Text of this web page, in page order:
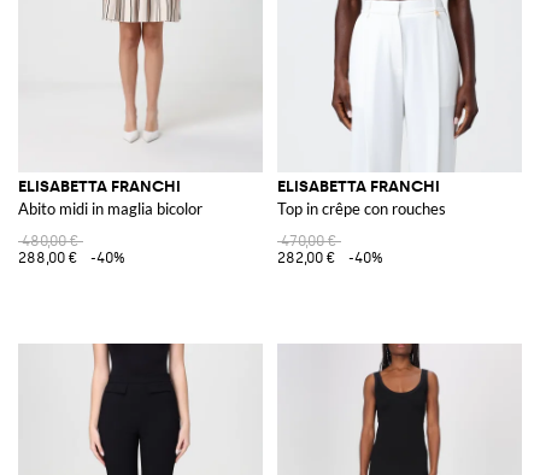
ELISABETTA FRANCHI
Abito midi in maglia bicolor
480,00 €
288,00 €
-40%
ELISABETTA FRANCHI
Top in crêpe con rouches
470,00 €
282,00 €
-40%